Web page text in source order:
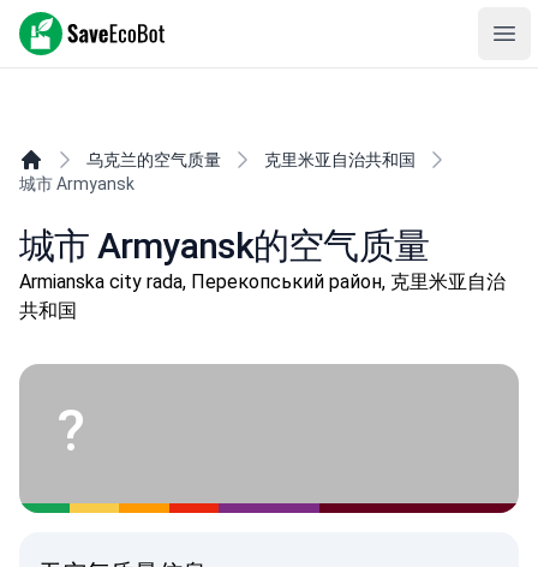
SaveEcoBot
乌克兰的空气质量
克里米亚自治共和国
城市 Armyansk
城市 Armyansk的空气质量
Armianska city rada, Перекопський район, 克里米亚自治
共和国
?